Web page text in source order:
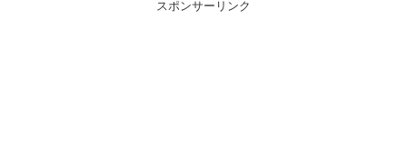
スポンサーリンク